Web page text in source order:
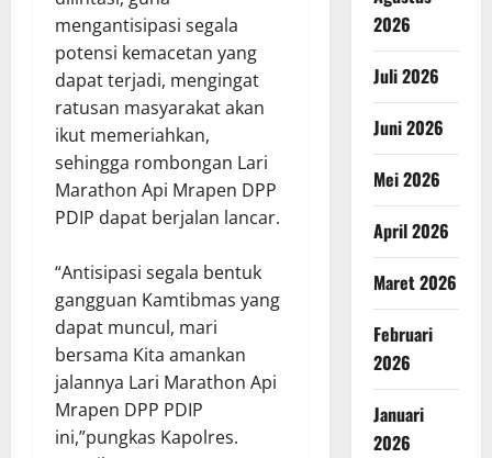
mengantisipasi segala
potensi kemacetan yang
dapat terjadi, mengingat
ratusan masyarakat akan
ikut memeriahkan,
sehingga rombongan Lari
Marathon Api Mrapen DPP
PDIP dapat berjalan lancar.
“Antisipasi segala bentuk
gangguan Kamtibmas yang
dapat muncul, mari
bersama Kita amankan
jalannya Lari Marathon Api
Mrapen DPP PDIP
ini,”pungkas Kapolres.
2026
Juli 2026
Juni 2026
Mei 2026
April 2026
Maret 2026
Februari
2026
Januari
2026